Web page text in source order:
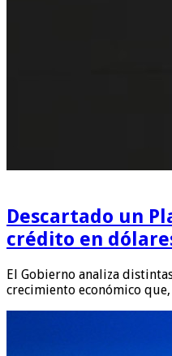
Descartado un
crédito en
El Gobierno analiza
crecimiento económico